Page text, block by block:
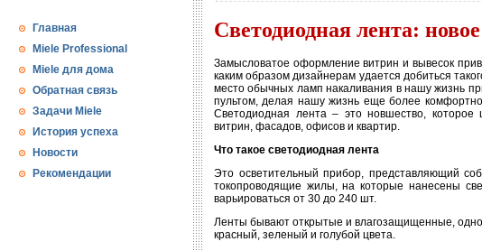
Главная
Miele Professional
Miele для дома
Обратная связь
Задачи Miele
История успеха
Новости
Рекомендации
Светодиодная лента:
Замысловатое оформление витрин и вывесок
каким образом дизайнерам удается добиться
место обычных ламп накаливания в нашу жизнь
пультом, делая нашу жизнь еще более
Светодиодная лента – это новшество,
витрин, фасадов, офисов и квартир.
Что такое светодиодная лента
Это осветительный прибор, представляющий
токопроводящие жилы, на которые нанесены
варьироваться от 30 до 240 шт.
Ленты бывают открытые и влагозащищенные,
красный, зеленый и голубой цвета.